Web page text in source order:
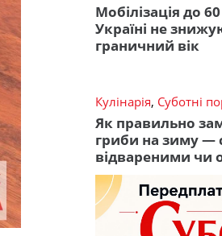
Мобілізація до
Україні не
граничний вік
Кулінарія, Суботні
Як правильно
гриби на зиму —
відвареними чи